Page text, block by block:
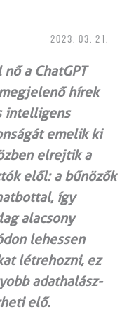
2023. 03. 21.
a ChatGPT
hírek
intelligens
emelik ki
elrejtik a
elől: a bűnözők
így
alacsony
lehessen
létrehozni, ez
adathalász-
elő.